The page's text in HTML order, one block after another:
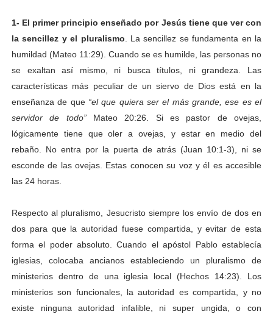
1- El primer principio enseñado por Jesús tiene que ver con
la sencillez y el pluralismo . La sencillez se fundamenta en la
humildad (Mateo 11:29). Cuando se es humilde, las personas no
se exaltan así mismo, ni busca títulos, ni grandeza. Las
características más peculiar de un siervo de Dios está en la
enseñanza de que “el que quiera ser el más grande, ese es el
servidor de todo”Mateo 20:26. Si es pastor de ovejas,
lógicamente tiene que oler a ovejas, y estar en medio del
rebaño. No entra por la puerta de atrás (Juan 10:1-3), ni se
esconde de las ovejas. Estas conocen su voz y él es accesible
las 24 horas.
Respecto al pluralismo, Jesucristo siempre los envío de dos en
dos para que la autoridad fuese compartida, y evitar de esta
forma el poder absoluto. Cuando el apóstol Pablo establecía
iglesias, colocaba ancianos estableciendo un pluralismo de
ministerios dentro de una iglesia local (Hechos 14:23). Los
ministerios son funcionales, la autoridad es compartida, y no
existe ninguna autoridad infalible, ni super ungida, o con